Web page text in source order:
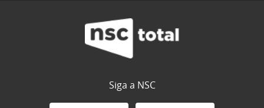
Siga a NSC